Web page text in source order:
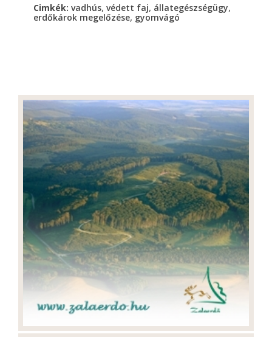
Cimkék: vadhús, védett faj, állategészségügy,
erdőkárok megelőzése, gyomvágó